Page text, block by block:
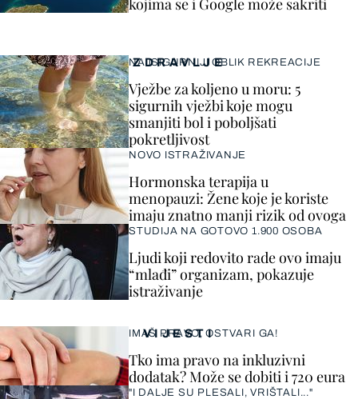
VIJESTI
IMAŠ PRAVO, OSTVARI GA!
Tko ima pravo na inkluzivni
dodatak? Može se dobiti i 720 eura
"I DALJE SU PLESALI, VRIŠTALI..."
ZDRAVLJE
NAJSIGURNIJI OBLIK REKREACIJE
Vježbe za koljeno u moru: 5
sigurnih vježbi koje mogu
smanjiti bol i poboljšati
pokretljivost
NOVO ISTRAŽIVANJE
Hormonska terapija u
menopauzi: Žene koje je koriste
imaju znatno manji rizik od ovoga
STUDIJA NA GOTOVO 1.900 OSOBA
Ljudi koji redovito rade ovo imaju
“mlađi” organizam, pokazuje
istraživanje
kojima se i Google može sakriti